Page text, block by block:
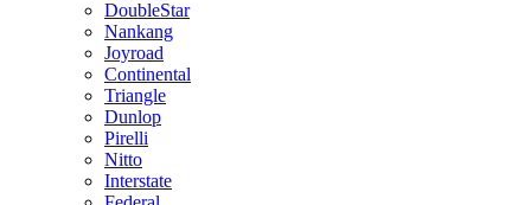
DoubleStar
Nankang
Joyroad
Continental
Triangle
Dunlop
Pirelli
Nitto
Interstate